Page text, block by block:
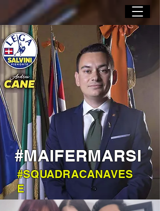
#MAIFERMARSI
#SQUADRACANAVES
E